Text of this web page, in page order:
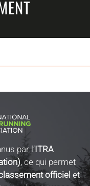
par l’ITRA
, ce qui permet
officiel et